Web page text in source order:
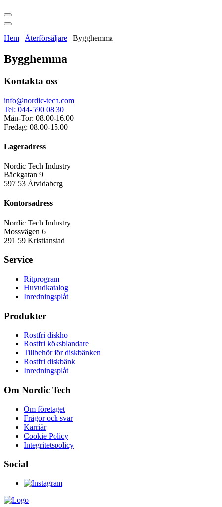
Hem | Återförsäljare | Bygghemma
Bygghemma
Kontakta oss
info@nordic-tech.com
Tel: 044-590 08 30
Mån-Tor: 08.00-16.00
Fredag: 08.00-15.00
Lageradress
Nordic Tech Industry
Bäckgatan 9
597 53 Åtvidaberg
Kontorsadress
Nordic Tech Industry
Mossvägen 6
291 59 Kristianstad
Service
Ritprogram
Huvudkatalog
Inredningsplåt
Produkter
Rostfri diskho
Rostfri köksblandare
Tillbehör för diskbänken
Rostfri diskbänk
Inredningsplåt
Om Nordic Tech
Om företaget
Frågor och svar
Karriär
Cookie Policy
Integritetspolicy
Social